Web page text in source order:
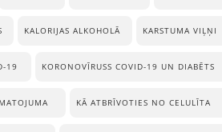
KALORIJAS ALKOHOLĀ KARSTUMA VIĻŅI
19 KORONOVĪRUSS COVID-19 UN DIABĒTS
KĀ ATBRĪVOTIES NO CELULĪTA